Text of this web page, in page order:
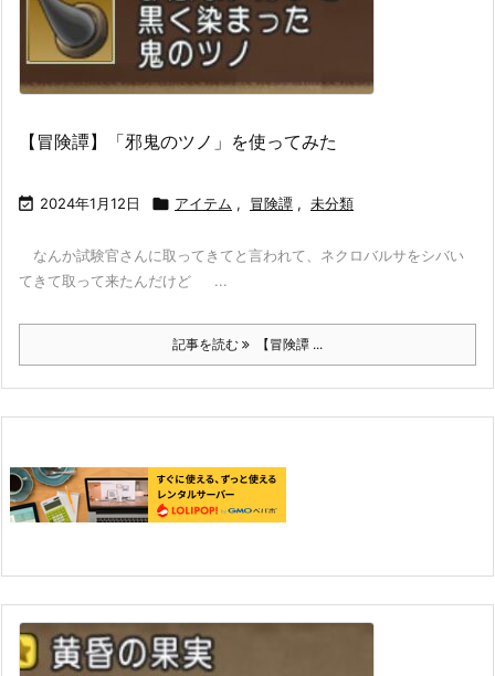
【冒険譚】「邪鬼のツノ」を使ってみた
 2024年1月12日  アイテム , 冒険譚 , 未分類
なんか試験官さんに取ってきてと言われて、ネクロバルサをシバい
てきて取って来たんだけど ...
記事を読む 【冒険譚 ...